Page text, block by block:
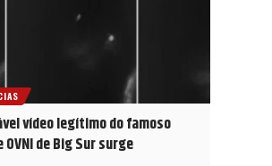
vídeo legítimo do famoso
de Big Sur surge